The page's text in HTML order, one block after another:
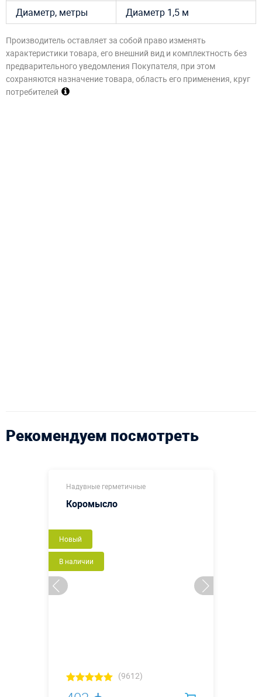
Диаметр, метры
Диаметр 1,5 м
Производитель оставляет за собой право изменять
характеристики товара, его внешний вид и комплектность без
предварительного уведомления Покупателя, при этом
сохраняются назначение товара, область его применения, круг
потребителей
Рекомендуем посмотреть
Надувные герметичные
Коромысло
Новый
В наличии
(9612)